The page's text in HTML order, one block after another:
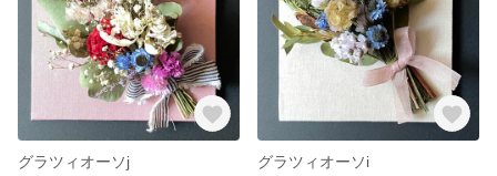
グラツィオーソj
グラツィオーソi